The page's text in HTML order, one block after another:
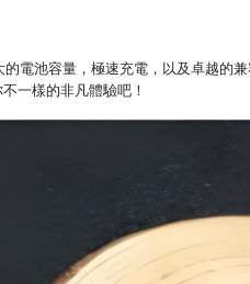
電池容量，極速充電，以及卓越的
一樣的非凡體驗吧！